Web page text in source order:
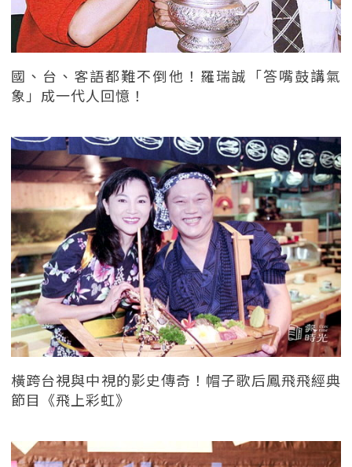
國、台、客語都難不倒他！羅瑞誠「答嘴鼓講氣
象」成一代人回憶！
橫跨台視與中視的影史傳奇！帽子歌后鳳飛飛經典
節目《飛上彩虹》